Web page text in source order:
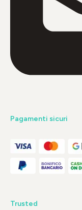
Pagamenti sicuri
Trusted